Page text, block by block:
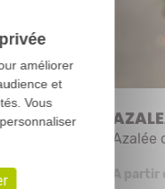
Azalée
A partir
améliorer
et
Vous